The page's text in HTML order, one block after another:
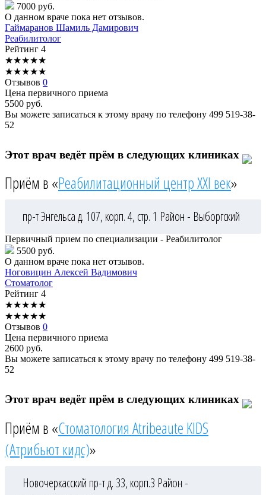
7000 руб.
О данном враче пока нет отзывов.
Гаймаранов Шамиль Дамирович
Реабилитолог
Рейтинг 4
★★★★★
★★★★★
Отзывов 0
Цена первичного приема
5500 руб.
Вы можете записаться к этому врачу по телефону 499 519-38-
52
Этот врач ведёт прём в следующих клиниках
Приём в «Реабилитационный центр XXI век»
пр-т Энгельса д. 107, корп. 4, стр. 1 Район - Выборгский
Первичный прием по специализации - Реабилитолог
5500 руб.
О данном враче пока нет отзывов.
Ноговицин Алексей Вадимович
Стоматолог
Рейтинг 4
★★★★★
★★★★★
Отзывов 0
Цена первичного приема
2600 руб.
Вы можете записаться к этому врачу по телефону 499 519-38-
52
Этот врач ведёт прём в следующих клиниках
Приём в «Стоматология Atribeaute KIDS
(Атрибьют кидс)»
Новочеркасский пр-т д. 33, корп.3 Район -